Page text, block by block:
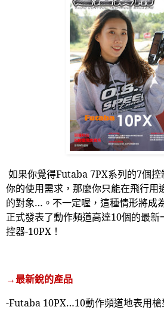
如果你覺得Futaba 7PX系列的7個控
你的使用需求，那麼你只能在飛行用
的對象…。不一定喔，這種情形將成
正式發表了動作頻道高達10個的最新
控器-10PX ！
→最新銳的產品
-Futaba 10PX…10動作頻道地表用